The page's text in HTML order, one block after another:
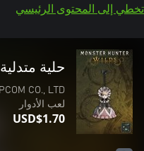
تخطي إلى المحتوى الرئيسي
حلية
CO., LTD.
لعب الأدوار
USD$1.70